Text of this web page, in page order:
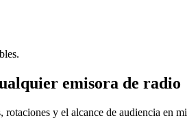
emisora de radio
rotaciones y el alcance de audiencia en